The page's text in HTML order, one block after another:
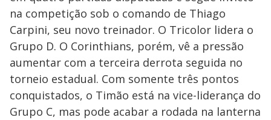
na competição sob o comando de Thiago
Carpini, seu novo treinador. O Tricolor lidera o
Grupo D. O Corinthians, porém, vê a pressão
aumentar com a terceira derrota seguida no
torneio estadual. Com somente três pontos
conquistados, o Timão está na vice-liderança do
Grupo C, mas pode acabar a rodada na lanterna